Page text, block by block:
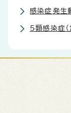
感染症発生
5類感染症